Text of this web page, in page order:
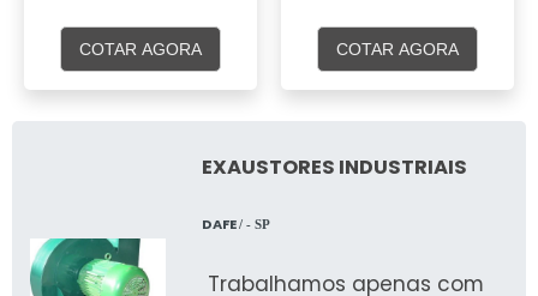
COTAR AGORA COTAR AGORA
EXAUSTORES INDUSTRIAIS
DAFE/ - SP
Trabalhamos apenas com